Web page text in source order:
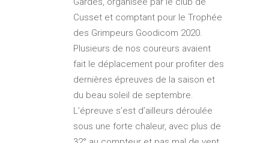
Cusset et comptant pour le Trophée
des Grimpeurs Goodicom 2020.
Plusieurs de nos coureurs avaient
fait le déplacement pour profiter des
dernières épreuves de la saison et
du beau soleil de septembre.
L’épreuve s’est d’ailleurs déroulée
sous une forte chaleur, avec plus de